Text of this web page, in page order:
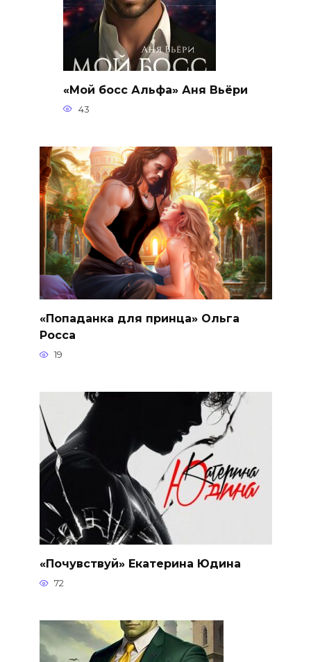
«Мой босс Альфа» Аня Вьёри
43
«Попаданка для принца» Ольга
Росса
19
«Почувствуй» Екатерина Юдина
72